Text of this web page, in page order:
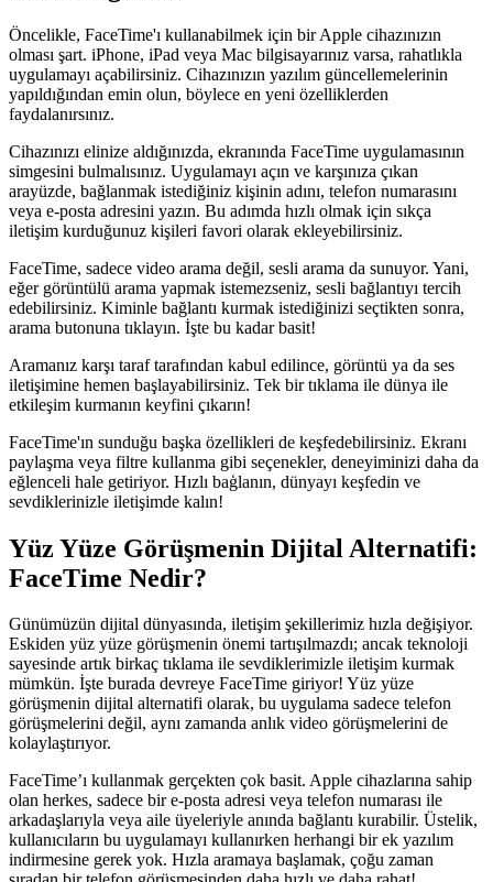
Öncelikle, FaceTime'ı kullanabilmek için bir Apple cihazınızın
olması şart. iPhone, iPad veya Mac bilgisayarınız varsa, rahatlıkla
uygulamayı açabilirsiniz. Cihazınızın yazılım güncellemelerinin
yapıldığından emin olun, böylece en yeni özelliklerden
faydalanırsınız.
Cihazınızı elinize aldığınızda, ekranında FaceTime uygulamasının
simgesini bulmalısınız. Uygulamayı açın ve karşınıza çıkan
arayüzde, bağlanmak istediğiniz kişinin adını, telefon numarasını
veya e-posta adresini yazın. Bu adımda hızlı olmak için sıkça
iletişim kurduğunuz kişileri favori olarak ekleyebilirsiniz.
FaceTime, sadece video arama değil, sesli arama da sunuyor. Yani,
eğer görüntülü arama yapmak istemezseniz, sesli bağlantıyı tercih
edebilirsiniz. Kiminle bağlantı kurmak istediğinizi seçtikten sonra,
arama butonuna tıklayın. İşte bu kadar basit!
Aramanız karşı taraf tarafından kabul edilince, görüntü ya da ses
iletişimine hemen başlayabilirsiniz. Tek bir tıklama ile dünya ile
etkileşim kurmanın keyfini çıkarın!
FaceTime'ın sunduğu başka özellikleri de keşfedebilirsiniz. Ekranı
paylaşma veya filtre kullanma gibi seçenekler, deneyiminizi daha da
eğlenceli hale getiriyor. Hızlı baģlanın, dünyayı keşfedin ve
sevdiklerinizle iletişimde kalın!
Yüz Yüze Görüşmenin Dijital Alternatifi:
FaceTime Nedir?
Günümüzün dijital dünyasında, iletişim şekillerimiz hızla değişiyor.
Eskiden yüz yüze görüşmenin önemi tartışılmazdı; ancak teknoloji
sayesinde artık birkaç tıklama ile sevdiklerimizle iletişim kurmak
mümkün. İşte burada devreye FaceTime giriyor! Yüz yüze
görüşmenin dijital alternatifi olarak, bu uygulama sadece telefon
görüşmelerini değil, aynı zamanda anlık video görüşmelerini de
kolaylaştırıyor.
FaceTime’ı kullanmak gerçekten çok basit. Apple cihazlarına sahip
olan herkes, sadece bir e-posta adresi veya telefon numarası ile
arkadaşlarıyla veya aile üyeleriyle anında bağlantı kurabilir. Üstelik,
kullanıcıların bu uygulamayı kullanırken herhangi bir ek yazılım
indirmesine gerek yok. Hızla aramaya başlamak, çoğu zaman